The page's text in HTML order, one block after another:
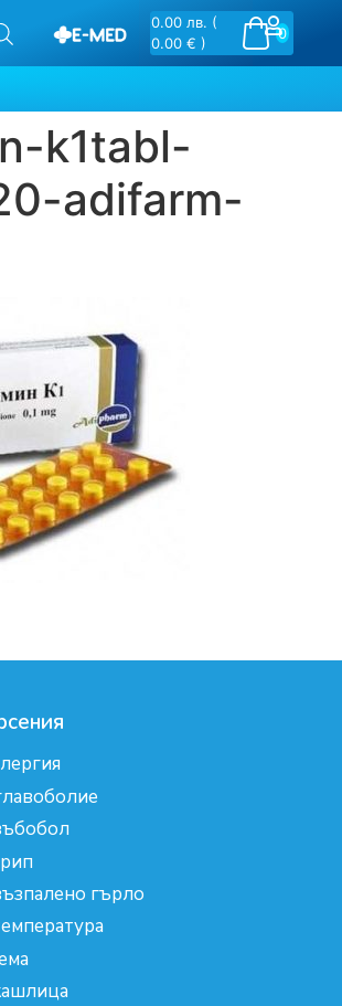
0
0.00 лв. (
0.00 € )
k1tabl-
adifarm-
гърло